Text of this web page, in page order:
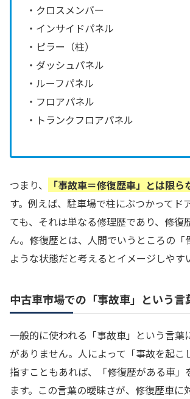
・クロスメンバー
・インサイドパネル
・ピラー（柱）
・ダッシュパネル
・ルーフパネル
・フロアパネル
・トランクフロアパネル
つまり、 「事故車＝修復歴車」とは限ら
す。例えば、駐車場で柱にぶつかってド
ても、それは単なる修理歴であり、修復
ん。修復歴とは、人間でいうところの「
ような状態だと考えるとイメージしやす
中古車市場での「事故車」という言
一般的に使われる「事故車」という言葉
がありません。人によって「事故を起こ
指すこともあれば、「修復歴がある車」
ます。この言葉の曖昧さが、修復歴車に